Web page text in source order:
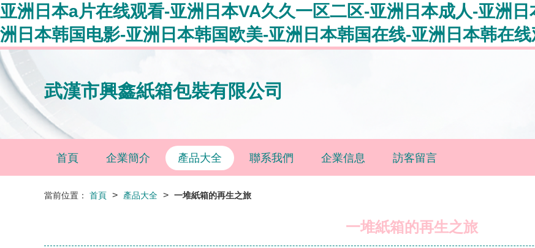
亚洲日本a片在线观看-亚洲日本VA久久一区二区-亚洲日本成人-亚洲
洲日本韩国电影-亚洲日本韩国欧美-亚洲日本韩国在线-亚洲日本韩在
武漢市興鑫紙箱包裝有限公司
首頁 企業簡介 產品大全 聯系我們 企業信息 訪客留言
當前位置： 首頁 > 產品大全 > 一堆紙箱的再生之旅
一堆紙箱的再生之旅